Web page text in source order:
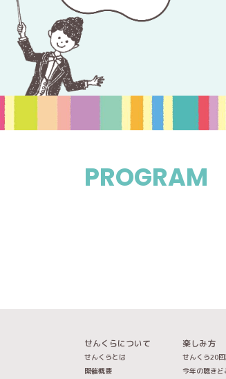
PROGRAM
せんくらについて
せんくらとは
開催概要
楽しみ方
せんくら20
今年の聴きど